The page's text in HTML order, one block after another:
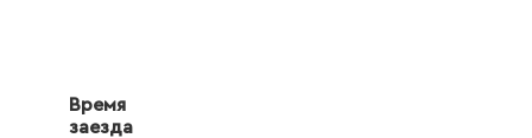
Время
заезда